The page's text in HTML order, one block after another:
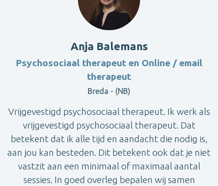
Anja Balemans
Psychosociaal therapeut en Online / email
therapeut
Breda - (NB)
Vrijgevestigd psychosociaal therapeut. Ik werk als
vrijgevestigd psychosociaal therapeut. Dat
betekent dat ik alle tijd en aandacht die nodig is,
aan jou kan besteden. Dit betekent ook dat je niet
vastzit aan een minimaal of maximaal aantal
sessies. In goed overleg bepalen wij samen